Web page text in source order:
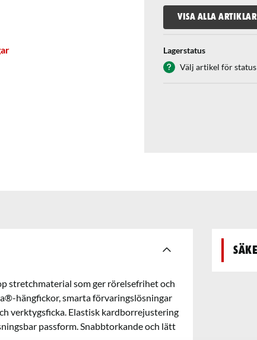
VISA ALLA ARTIKLAR
Lagerstatus
Välj artikel för status
stretchmaterial som ger rörelsefrihet och
hängfickor, smarta förvaringslösningar
verktygsficka. Elastisk kardborrejustering
passform. Snabbtorkande och lätt